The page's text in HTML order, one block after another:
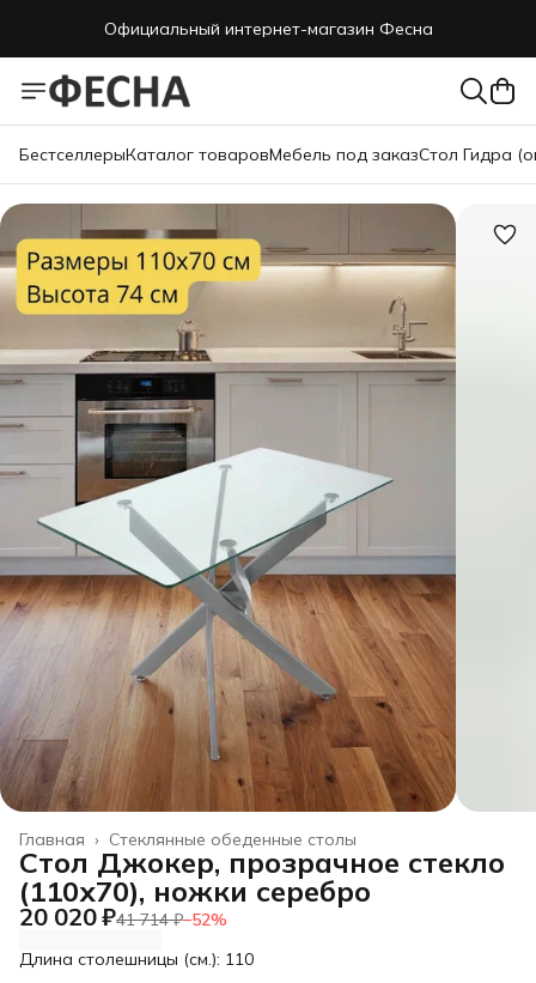
Официальный интернет-магазин Фесна
БестселлерыКаталог товаровМебель под заказСтол Гидра
Стеклянные обеденные столы
Главная ›
Cтол Джокер, прозрачное стекло
(110х70), ножки серебро
20 020 ₽41 714 ₽−52%
Длина столешницы (см.): 110